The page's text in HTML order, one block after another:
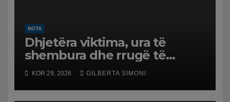
BOTA
Dhjetëra viktima, ura të
shembura dhe rrugë të
dëmtuara! Japonia goditet
nga tërmeti i fuqishëm,
qindra mijëra të evakuuar
KOR 29, 2026 GILBERTA SIMONI